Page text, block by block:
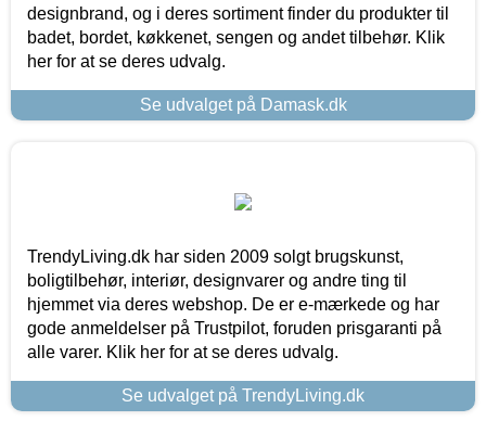
designbrand, og i deres sortiment finder du produkter til
badet, bordet, køkkenet, sengen og andet tilbehør. Klik
her for at se deres udvalg.
Se udvalget på Damask.dk
TrendyLiving.dk har siden 2009 solgt brugskunst,
boligtilbehør, interiør, designvarer og andre ting til
hjemmet via deres webshop. De er e-mærkede og har
gode anmeldelser på Trustpilot, foruden prisgaranti på
alle varer. Klik her for at se deres udvalg.
Se udvalget på TrendyLiving.dk